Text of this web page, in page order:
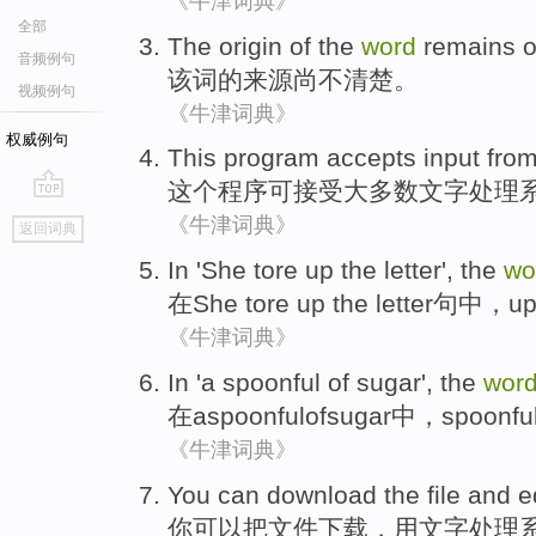
全部
音频例句
视频例句
权威例句
go
top
返回词典
The origin of the word remains
该词的来源尚不清楚 。
《牛津词典》
This program accepts input
这个程序可接受大多数文字处理
《牛津词典》
In 'She tore up the letter', the
在She tore up the letter句中， up
《牛津词典》
In 'a spoonful of sugar', the
在aspoonfulofsugar中，
《牛津词典》
You can download the file and
你可以把文件下载 ， 用文字处理